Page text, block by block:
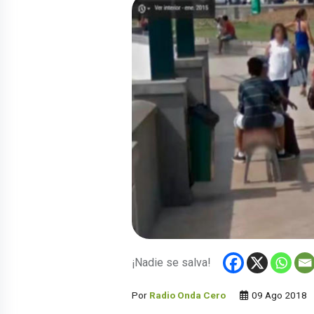
¡Nadie se salva!
Por Radio Onda Cero 09 Ago 2018